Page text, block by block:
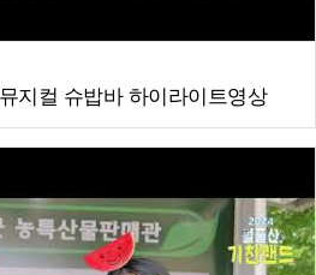
지컬 슈밥바 하이라이트영상